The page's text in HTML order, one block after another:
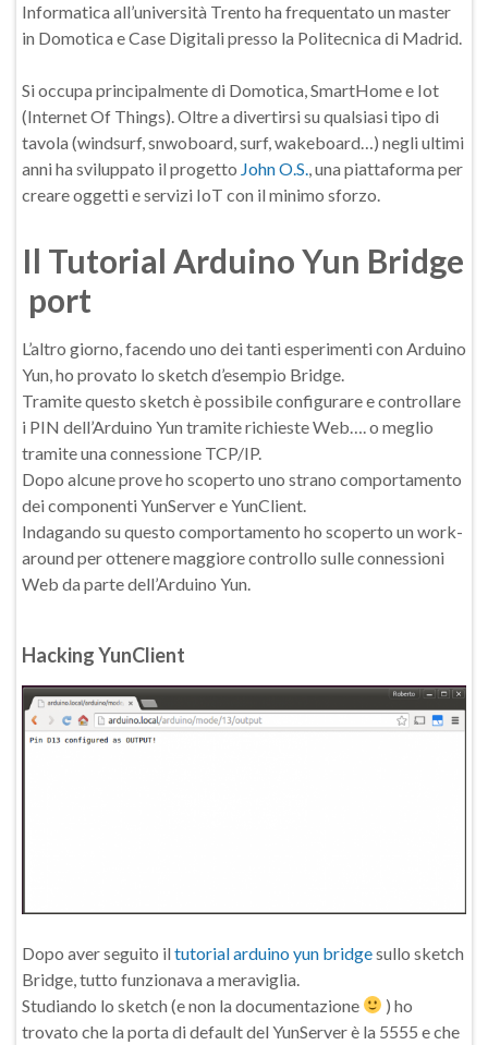
Informatica all’università Trento ha frequentato un master
in Domotica e Case Digitali presso la Politecnica di Madrid.
Si occupa principalmente di Domotica, SmartHome e Iot
(Internet Of Things). Oltre a divertirsi su qualsiasi tipo di
tavola (windsurf, snwoboard, surf, wakeboard…) negli ultimi
anni ha sviluppato il progetto John O.S., una piattaforma per
creare oggetti e servizi IoT con il minimo sforzo.
Il Tutorial Arduino Yun Bridge
port
L’altro giorno, facendo uno dei tanti esperimenti con Arduino
Yun, ho provato lo sketch d’esempio Bridge.
Tramite questo sketch è possibile configurare e controllare
i PIN dell’Arduino Yun tramite richieste Web…. o meglio
tramite una connessione TCP/IP.
Dopo alcune prove ho scoperto uno strano comportamento
dei componenti YunServer e YunClient.
Indagando su questo comportamento ho scoperto un work-
around per ottenere maggiore controllo sulle connessioni
Web da parte dell’Arduino Yun.
Hacking YunClient
Dopo aver seguito il tutorial arduino yun bridgesullo sketch
Bridge, tutto funzionava a meraviglia.
Studiando lo sketch (e non la documentazione
) ho
trovato che la porta di default del YunServer è la 5555 e che